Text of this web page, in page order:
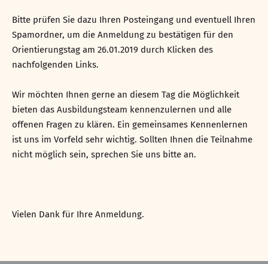
Bitte prüfen Sie dazu Ihren Posteingang und eventuell Ihren
Spamordner, um die Anmeldung zu bestätigen für den
Orientierungstag am 26.01.2019 durch Klicken des
nachfolgenden Links.
Wir möchten Ihnen gerne an diesem Tag die Möglichkeit
bieten das Ausbildungsteam kennenzulernen und alle
offenen Fragen zu klären. Ein gemeinsames Kennenlernen
ist uns im Vorfeld sehr wichtig. Sollten Ihnen die Teilnahme
nicht möglich sein, sprechen Sie uns bitte an.
Vielen Dank für Ihre Anmeldung.